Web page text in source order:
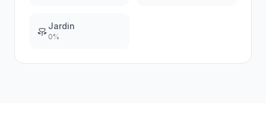
Jardin
0%